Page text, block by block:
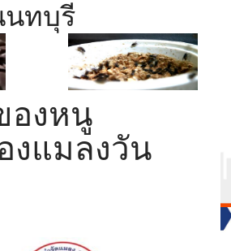
นทบุรี
องหนู
งแมลงวัน